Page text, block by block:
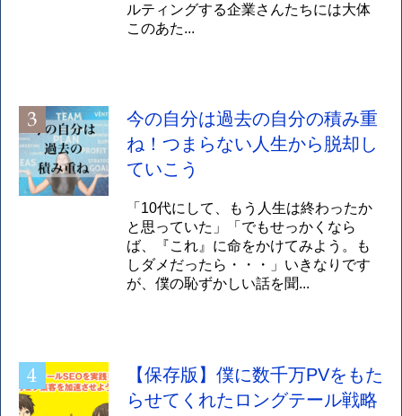
ルティングする企業さんたちには大体
このあた...
今の自分は過去の自分の積み重
ね！つまらない人生から脱却し
ていこう
「10代にして、もう人生は終わったか
と思っていた」「でもせっかくなら
ば、『これ』に命をかけてみよう。も
しダメだったら・・・」いきなりです
が、僕の恥ずかしい話を聞...
【保存版】僕に数千万PVをもた
らせてくれたロングテール戦略